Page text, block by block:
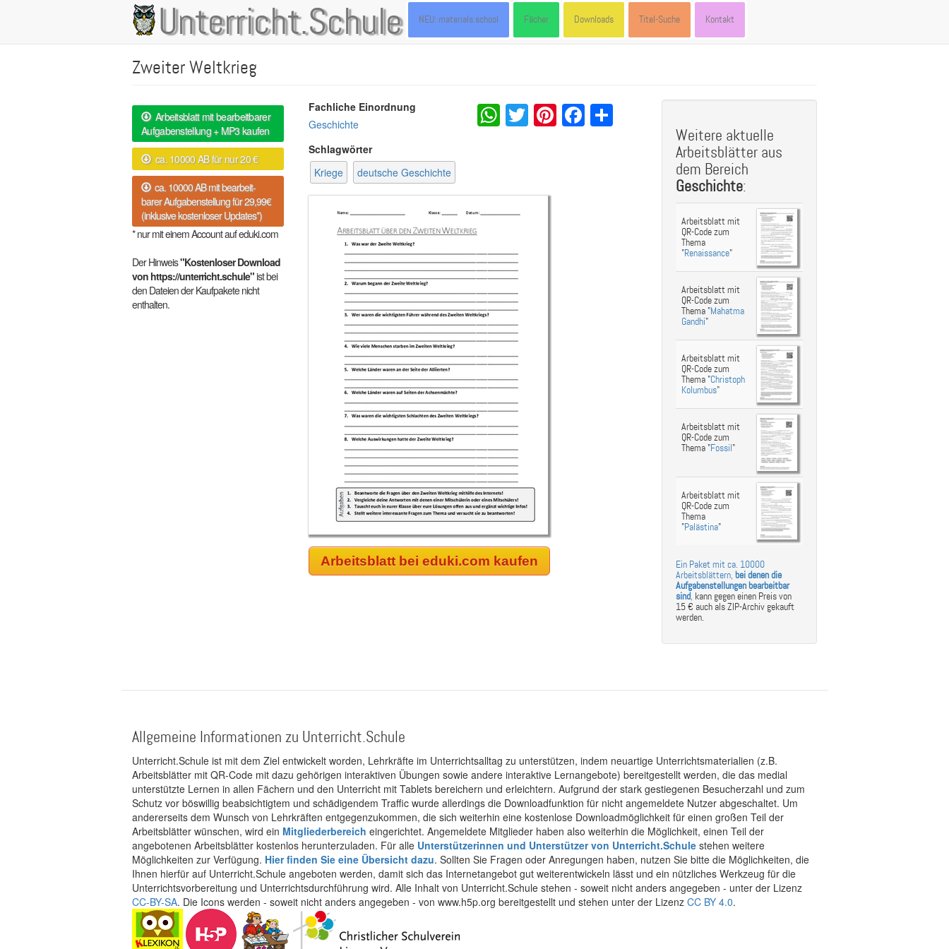
Unterricht.Schule
Main
navigation
NEU: materials.school Fächer Downloads Titel-Suche Kontakt
Zweiter Weltkrieg
Arbeitsblatt mit bearbeitbarer
Aufgabenstellung + MP3 kaufen
ca. 10000 AB für nur 20 €
ca. 10000 AB mit bearbeit-
barer Aufgabenstellung für 29,99€
(inklusive kostenloser Updates*)
* nur mit einem Account auf eduki.com
Der Hinweis"Kostenloser Download
von https://unterricht.schule"ist bei
den Dateien der Kaufpakete nicht
enthalten.
Fachliche Einordnung
Geschichte
Schlagwörter
Kriege
deutsche Geschichte
WhatsApp
Twitter
Pinterest
Facebook
Share
Arbeitsblatt bei eduki.com kaufen
Weitere aktuelle
Arbeitsblätter aus
dem Bereich
Geschichte:
Arbeitsblatt mit
QR-Code zum
Thema
"Renaissance"
Arbeitsblatt mit
QR-Code zum
Thema "Mahatma
Gandhi"
Arbeitsblatt mit
QR-Code zum
Thema "Christoph
Kolumbus"
Arbeitsblatt mit
QR-Code zum
Thema "Fossil"
Arbeitsblatt mit
QR-Code zum
Thema
"Palästina"
Ein Paket mit ca. 10000
Arbeitsblättern, bei denen die
Aufgabenstellungen bearbeitbar
sind, kann gegen einen Preis von
15 € auch als ZIP-Archiv gekauft
werden.
Allgemeine Informationen zu Unterricht.Schule
Unterricht.Schule ist mit dem Ziel entwickelt worden, Lehrkräfte im Unterrichtsalltag zu unterstützen, indem neuartige Unterrichtsmaterialien (z.B.
Arbeitsblätter mit QR-Code mit dazu gehörigen interaktiven Übungen sowie andere interaktive Lernangebote) bereitgestellt werden, die das medial
unterstützte Lernen in allen Fächern und den Unterricht mit Tablets bereichern und erleichtern. Aufgrund der stark gestiegenen Besucherzahl und zum
Schutz vor böswillig beabsichtigtem und schädigendem Traffic wurde allerdings die Downloadfunktion für nicht angemeldete Nutzer abgeschaltet. Um
andererseits dem Wunsch von Lehrkräften entgegenzukommen, die sich weiterhin eine kostenlose Downloadmöglichkeit für einen großen Teil der
Arbeitsblätter wünschen, wird ein Mitgliederbereich eingerichtet. Angemeldete Mitglieder haben also weiterhin die Möglichkeit, einen Teil der
angebotenen Arbeitsblätter kostenlos herunterzuladen. Für alle Unterstützerinnen und Unterstützer von Unterricht.Schule stehen weitere
Möglichkeiten zur Verfügung. Hier finden Sie eine Übersicht dazu. Sollten Sie Fragen oder Anregungen haben, nutzen Sie bitte die Möglichkeiten, die
Ihnen hierfür auf Unterricht.Schule angeboten werden, damit sich das Internetangebot gut weiterentwickeln lässt und ein nützliches Werkzeug für die
Unterrichtsvorbereitung und Unterrichtsdurchführung wird. Alle Inhalt von Unterricht.Schule stehen - soweit nicht anders angegeben - unter der Lizenz
CC-BY-SA. Die Icons werden - soweit nicht anders angegeben - von www.h5p.org bereitgestellt und stehen unter der Lizenz CC BY 4.0.